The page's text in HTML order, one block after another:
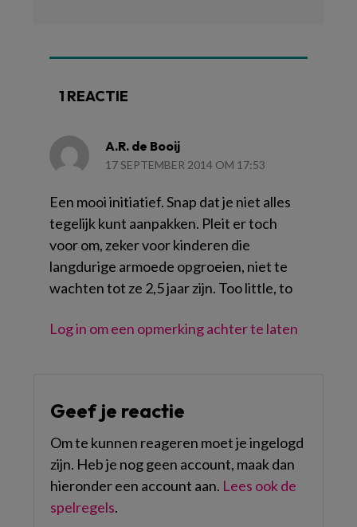
1 REACTIE
A.R. de Booij
17 SEPTEMBER 2014 OM 17:53
Een mooi initiatief. Snap dat je niet alles
tegelijk kunt aanpakken. Pleit er toch
voor om, zeker voor kinderen die
langdurige armoede opgroeien, niet te
wachten tot ze 2,5 jaar zijn. Too little, to
Log in om een opmerking achter te laten
Geef je reactie
Om te kunnen reageren moet je ingelogd
zijn. Heb je nog geen account, maak dan
hieronder een account aan. Lees ook de
spelregels.